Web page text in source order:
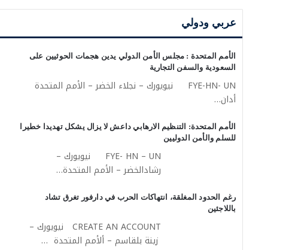
عربي ودولي
الأمم المتحدة : مجلس الأمن الدولي يدين هجمات الحوثيين على
السعودية والسفن التجارية
FYE-HN- UN نيويورك – نجلاء الخضر – الأمم المتحدة
أدان…
الأمم المتحدة: التنظيم الارهابي داعش لا يزال يشكل تهديدا خطيرا
للسلم والأمن الدوليين
FYE- HN – UN نيويورك –
رشادالخضر – الأمم المتحدة…
رغم الحدود المغلقة، انتهاكات الحرب في دارفور تغرق تشاد
باللاجئين
CREATE AN ACCOUNT نيويورك –
زينة بلقاسم – ألأمم المتحدة …